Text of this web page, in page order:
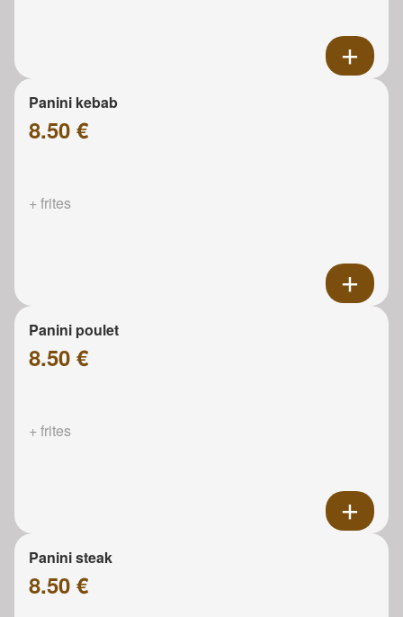
Panini kebab
8.50 €
+ frites
Panini poulet
8.50 €
+ frites
Panini steak
8.50 €